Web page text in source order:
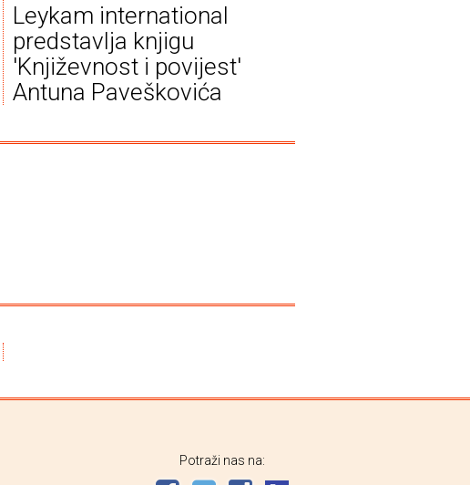
Leykam international
predstavlja knjigu
'Književnost i povijest'
Antuna Paveškovića
Potraži nas na: